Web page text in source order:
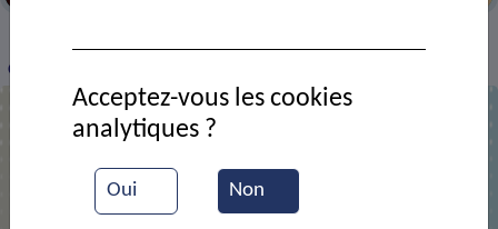
C.E.G.
C.E.G.
Oui Non
Acceptez-vous les cookies
analytiques ?